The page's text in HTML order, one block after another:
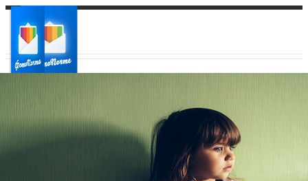
Ваш город: